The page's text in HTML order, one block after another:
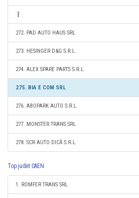
272. PAD AUTO HAUS SRL
273. HESINGER D&G S.R.L.
274. ALEX SPARE PARTS S.R.L.
275. BIA E COM SRL
276. ABOPARK AUTO S.R.L.
277. MONSTER TRANS SRL
278. SCR AUTO DICĂ S.R.L.
Top judet CAEN
1. ROMFER TRANS SRL